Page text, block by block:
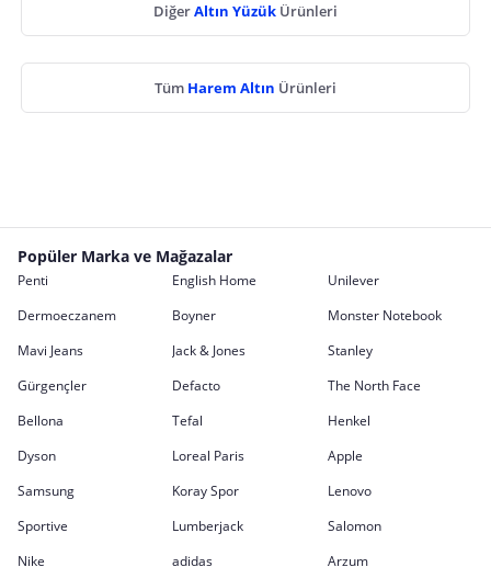
DiğerAltın Yüzük Ürünleri
Tüm Harem Altın Ürünleri
Popüler Marka ve Mağazalar
Penti English Home
Unilever
Dermoeczanem
Boyner
Monster Notebook
Mavi Jeans
Jack & Jones
Stanley
Gürgençler
Defacto
The North Face
Bellona
Tefal
Henkel
Dyson
Loreal Paris
Apple
Samsung
Koray Spor
Lenovo
Sportive
Lumberjack
Salomon
Nike
adidas Arzum